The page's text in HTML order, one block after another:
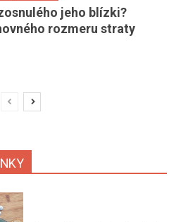
jeho blízki?
rozmeru straty